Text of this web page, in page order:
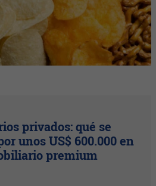
privados: qué se
unos US$ 600.000 en
premium